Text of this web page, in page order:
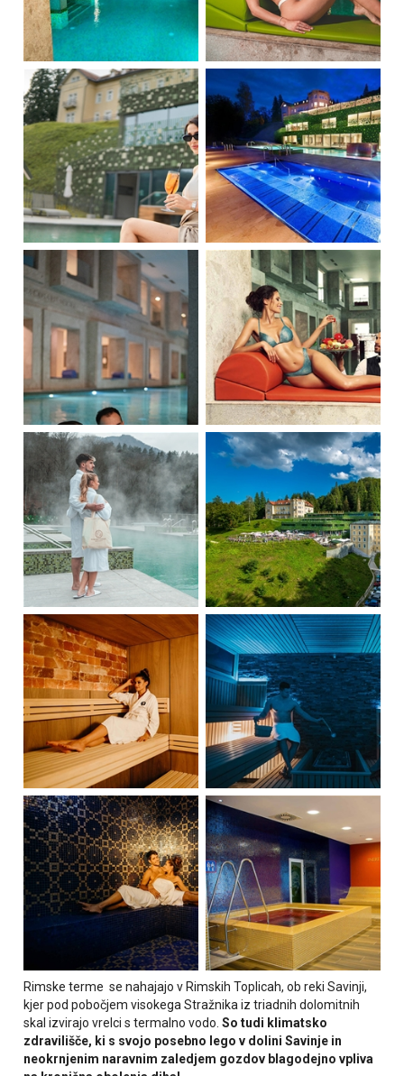
Rimske terme se nahajajo v Rimskih Toplicah, ob reki Savinji,
kjer pod pobočjem visokega Stražnika iz triadnih dolomitnih
skal izvirajo vrelci s termalno vodo.So tudi klimatsko
zdravilišče, ki s svojo posebno lego v dolini Savinje in
neokrnjenim naravnim zaledjem gozdov blagodejno vpliva